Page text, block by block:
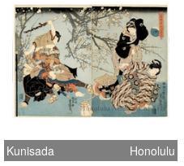
Kunisada Honolulu